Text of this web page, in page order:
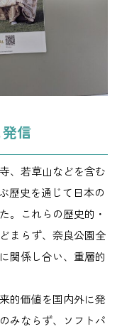
信
、若草山などを含む
歴史を通じて日本の
。これらの歴史的・
まらず、奈良公園全
関係し合い、重層的
的価値を国内外に発
みならず、ソフトパ